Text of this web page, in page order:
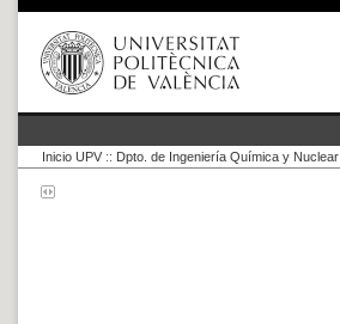
Inicio UPV :: Dpto. de Ingeniería Química y Nuclear